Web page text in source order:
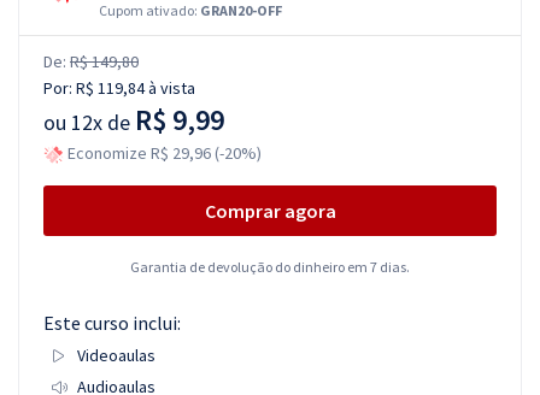
Cupom ativado: GRAN20-OFF
De: R$ 149,80
Por: R$ 119,84à vista
ou 12x de R$ 9,99
Economize R$ 29,96 (-20%)
Comprar agora
Garantia de devolução do dinheiro em 7 dias.
Este curso inclui:
Videoaulas
Audioaulas